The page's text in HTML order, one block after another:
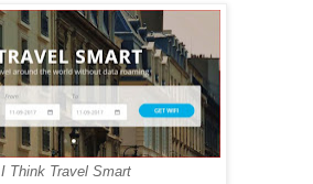
I Think Travel Smart